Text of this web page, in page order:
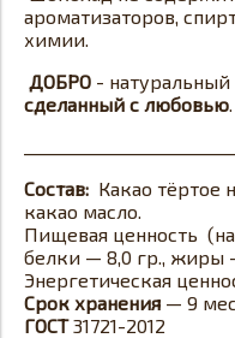
ароматизаторов,
химии.
ДОБРО -
сделанный с любовью.
Состав: Какао тёртое
какао масло.
Пищевая ценность
белки — 8,0 гр., жиры
Энергетическая
Срок хранения — 9
ГОСТ31721-2012